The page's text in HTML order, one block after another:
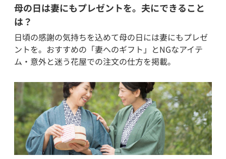
母の日は妻にもプレゼントを。夫にできること
は？
日頃の感謝の気持ちを込めて母の日には妻にもプレゼ
ントを。おすすめの「妻へのギフト」とNGなアイテ
ム・意外と迷う花屋での注文の仕方を掲載。